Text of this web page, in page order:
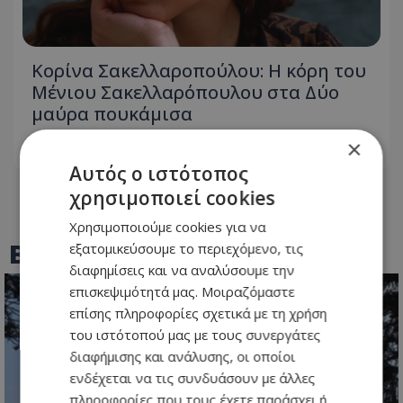
Κορίνα Σακελλαροπούλου: Η κόρη του
Μένιου Σακελλαρόπουλου στα Δύο
μαύρα πουκάμισα
BEST OFTOTHEMAONLINE
×
Αυτός ο ιστότοπος
χρησιμοποιεί cookies
Χρησιμοποιούμε cookies για να
εξατομικεύσουμε το περιεχόμενο, τις
διαφημίσεις και να αναλύσουμε την
επισκεψιμότητά μας. Μοιραζόμαστε
επίσης πληροφορίες σχετικά με τη χρήση
του ιστότοπού μας με τους συνεργάτες
διαφήμισης και ανάλυσης, οι οποίοι
ενδέχεται να τις συνδυάσουν με άλλες
πληροφορίες που τους έχετε παράσχει ή